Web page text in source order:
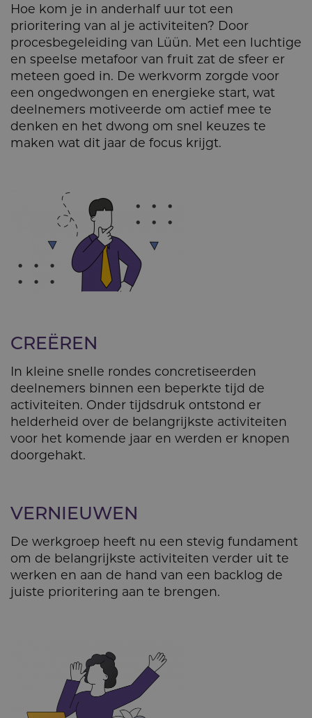
Hoe kom je in anderhalf uur tot een
prioritering van al je activiteiten? Door
procesbegeleiding van Lüün. Met een luchtige
en speelse metafoor van fruit zat de sfeer er
meteen goed in. De werkvorm zorgde voor
een ongedwongen en energieke start, wat
deelnemers motiveerde om actief mee te
denken en het dwong om snel keuzes te
maken wat dit jaar de focus krijgt.
CREËREN
In kleine snelle rondes concretiseerden
deelnemers binnen een beperkte tijd de
activiteiten. Onder tijdsdruk ontstond er
helderheid over de belangrijkste activiteiten
voor het komende jaar en werden er knopen
doorgehakt.
VERNIEUWEN
De werkgroep heeft nu een stevig fundament
om de belangrijkste activiteiten verder uit te
werken en aan de hand van een backlog de
juiste prioritering aan te brengen.